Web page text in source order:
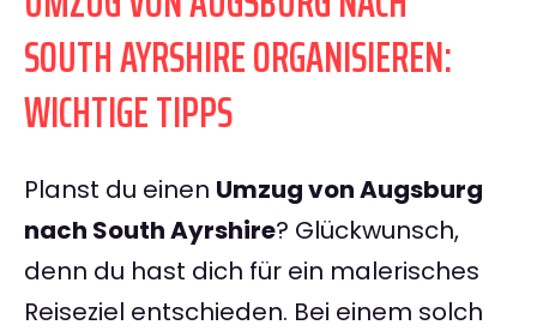
SOUTH AYRSHIRE ORGANISIEREN:
WICHTIGE TIPPS
Planst du einen Umzug von Augsburg
nach South Ayrshire? Glückwunsch,
denn du hast dich für ein malerisches
Reiseziel entschieden. Bei einem solch